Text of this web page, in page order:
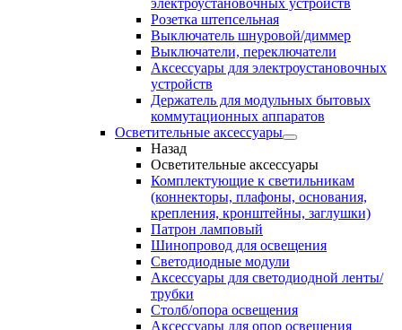
электроустановочных устройств
Розетка штепсельная
Выключатель шнуровой/диммер
Выключатели, переключатели
Аксессуары для электроустановочных
устройств
Держатель для модульных бытовых
коммутационных аппаратов
Осветительные аксессуары
Назад
Осветительные аксессуары
Комплектующие к светильникам
(коннекторы, плафоны, основания,
крепления, кронштейны, заглушки)
Патрон ламповый
Шинопровод для освещения
Светодиодные модули
Аксессуары для светодиодной ленты/
трубки
Столб/опора освещения
Аксессуары для опор освещения